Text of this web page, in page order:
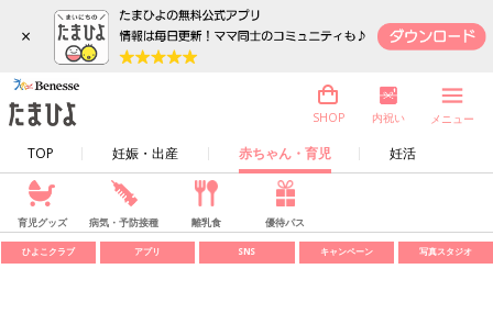
×
TOP 妊娠・出産 赤ちゃん・育児 妊活
SHOP 内祝い メニュー
育児グッズ 病気・予防接種 離乳食 優待パス
ひよこクラブ アプリ SNS キャンペーン 写真スタジオ